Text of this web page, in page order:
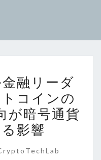
融リーダ
コインの
が暗号通貨
影響